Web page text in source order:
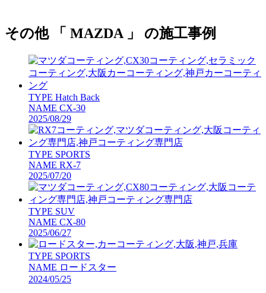
その他 「 MAZDA 」 の施工事例
TYPE Hatch Back
NAME CX-30
2025/08/29
TYPE SPORTS
NAME RX-7
2025/07/20
TYPE SUV
NAME CX-80
2025/06/27
TYPE SPORTS
NAME ロードスター
2024/05/25